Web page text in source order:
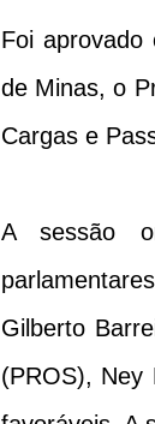
Foi aprovado
de Minas, o
Cargas e
A sessão
Gilberto
(PROS), Ney